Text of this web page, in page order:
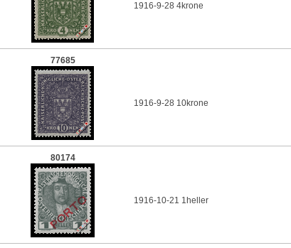
1916-9-28 4krone
77685
1916-9-28 10krone
80174
1916-10-21 1heller